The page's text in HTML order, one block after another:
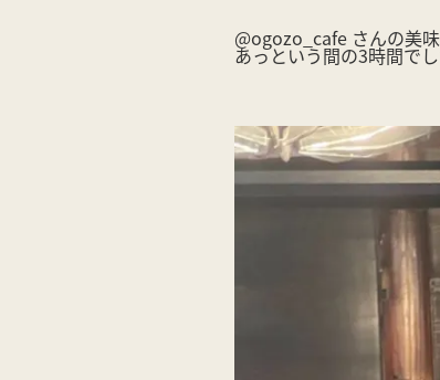
@ogozo_cafe さんの美
あっという間の3時間で